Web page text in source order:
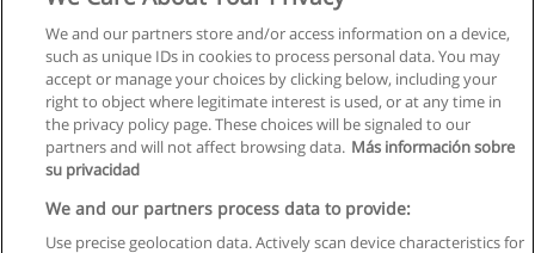
We and our partners store and/or access information on a device,
such as unique IDs in cookies to process personal data. You may
accept or manage your choices by clicking below, including your
right to object where legitimate interest is used, or at any time in
the privacy policy page. These choices will be signaled to our
partners and will not affect browsing data. Más información sobre
su privacidad
We and our partners process data to provide:
Use precise geolocation data. Actively scan device characteristics for